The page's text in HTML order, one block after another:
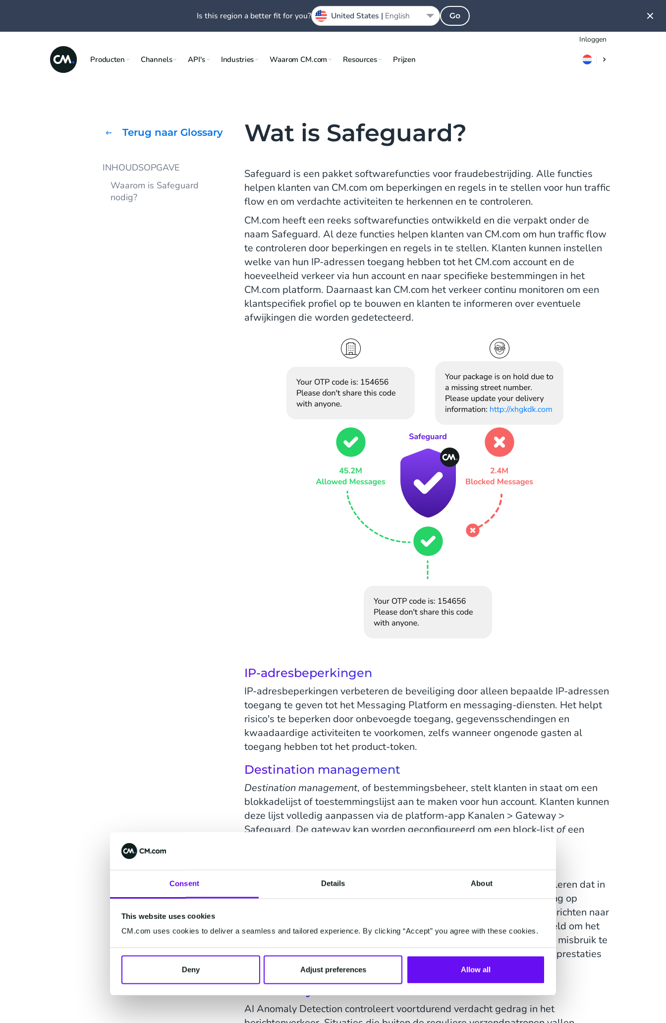
Consent Details About
This website uses cookies
CM.com uses cookies to deliver a seamless and tailored experience. By clicking “Accept” you agree with these cookies.
Deny Adjust preferences Allow all
Inloggen
Producten Channels API's Industries Waarom CM.com Resources Prijzen
Terug naar Glossary
INHOUDSOPGAVE
Waarom is Safeguard
nodig?
Wat is Safeguard?
Safeguard is een pakket softwarefuncties voor fraudebestrijding. Alle functies
helpen klanten van CM.com om beperkingen en regels in te stellen voor hun traffic
flow en om verdachte activiteiten te herkennen en te controleren.
CM.com heeft een reeks softwarefuncties ontwikkeld en die verpakt onder de
naam Safeguard. Al deze functies helpen klanten van CM.com om hun traffic flow
te controleren door beperkingen en regels in te stellen. Klanten kunnen instellen
welke van hun IP-adressen toegang hebben tot het CM.com account en de
hoeveelheid verkeer via hun account en naar specifieke bestemmingen in het
CM.com platform. Daarnaast kan CM.com het verkeer continu monitoren om een
klantspecifiek profiel op te bouwen en klanten te informeren over eventuele
afwijkingen die worden gedetecteerd.
IP-adresbeperkingen
IP-adresbeperkingen verbeteren de beveiliging door alleen bepaalde IP-adressen
toegang te geven tot het Messaging Platform en messaging-diensten. Het helpt
risico's te beperken door onbevoegde toegang, gegevensschendingen en
kwaadaardige activiteiten te voorkomen, zelfs wanneer ongenode gasten al
toegang hebben tot het product-token.
Destination management
Destination management, of bestemmingsbeheer, stelt klanten in staat om een
blokkadelijst of toestemmingslijst aan te maken voor hun account. Klanten kunnen
deze lijst volledig aanpassen via de platform-app Kanalen > Gateway >
Safeguard. De gateway kan worden geconfigureerd om een block-list ofeen
Rate limiting
Met rate limiting kan een klant het aantal berichten beheren en controleren dat in
een bepaald tijdsbestek wordt verzonden. Safeguard biedt rate limiting op
ontvanger- en accountniveau, waarbij wordt gecontroleerd hoeveel berichten naar
unieke ontvangers vs. accounts gaan. Rate limiting wordt vaak ingesteld om het
gebruik van de capaciteit van het platform te beheren en te reguleren, misbruik te
voorkomen, eerlijke toegang voor alle gebruikers te garanderen en de prestaties
en betrouwbaarheid van het platform te handhaven.
AI Anomaly Detection controleert voortdurend verdacht gedrag in het
Is this region a better fit for you? United States | English Go